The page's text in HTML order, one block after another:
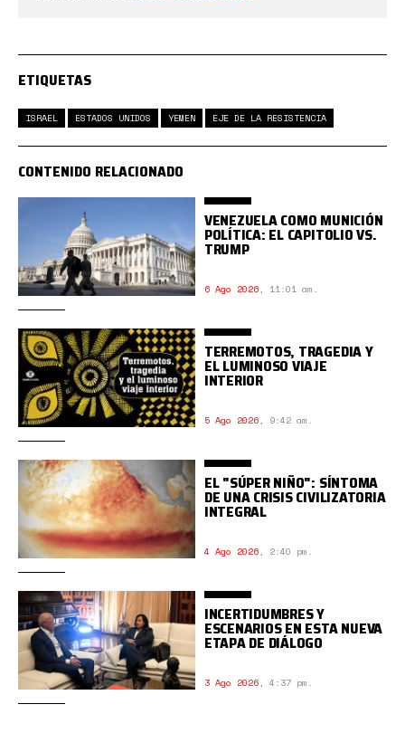
ETIQUETAS
ISRAEL ESTADOS UNIDOS YEMEN EJE DE LA RESISTENCIA
CONTENIDO RELACIONADO
VENEZUELA COMO MUNICIÓN
POLÍTICA: EL CAPITOLIO VS.
TRUMP
6 Ago 2026, 11:01 am.
TERREMOTOS, TRAGEDIA Y
EL LUMINOSO VIAJE
INTERIOR
5 Ago 2026, 9:42 am.
EL "SÚPER NIÑO": SÍNTOMA
DE UNA CRISIS CIVILIZATORIA
INTEGRAL
4 Ago 2026, 2:40 pm.
INCERTIDUMBRES Y
ESCENARIOS EN ESTA NUEVA
ETAPA DE DIÁLOGO
3 Ago 2026, 4:37 pm.